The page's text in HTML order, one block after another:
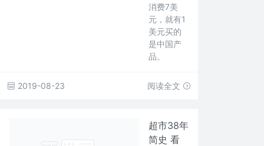
消费7美
元，就有1
美元买的
是中国产
品。
2019-08-23 阅读全文
超市38年
简史 看